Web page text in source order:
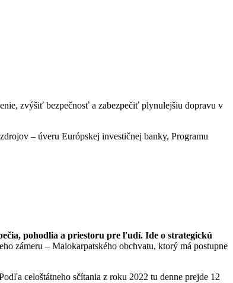
zvýšiť bezpečnosť a zabezpečiť plynulejšiu dopravu v
– úveru Európskej investičnej banky, Programu
pohodlia a priestoru pre ľudí. Ide o strategickú
zámeru – Malokarpatského obchvatu, ktorý má postupne
celoštátneho sčítania z roku 2022 tu denne prejde 12